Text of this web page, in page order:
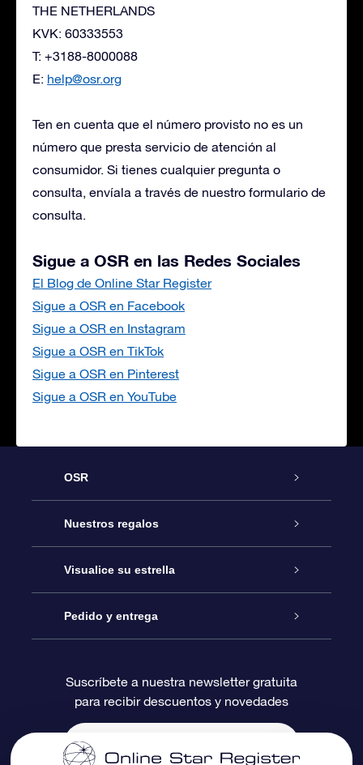
THE NETHERLANDS
KVK: 60333553
T: +3188-8000088
E: help@osr.org
Ten en cuenta que el número provisto no es un
número que presta servicio de atención al
consumidor. Si tienes cualquier pregunta o
consulta, envíala a través de nuestro formulario de
consulta.
Sigue a OSR en las Redes Sociales
El Blog de Online Star Register
Sigue a OSR en Facebook
Sigue a OSR en Instagram
Sigue a OSR en TikTok
Sigue a OSR en Pinterest
Sigue a OSR en YouTube
OSR
Atención
Contáctanos
Blog
Reseñas
Nuestros regalos
Regalo Estrella Online
Paquete de Regalo OSR
Tarjeta de Regalo OSR
Regalos empresariales
Visualice su estrella
Registro estelar
Página de Estrella Personalizada
Un Millón de Estrellas
Pedido y entrega
Información de Pago
Información de Envío
Suscríbete a nuestra newsletter gratuita
para recibir descuentos y novedades